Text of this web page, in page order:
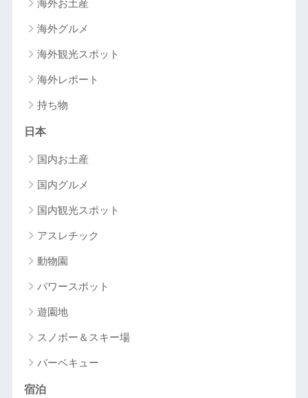
海外お土産
海外グルメ
海外観光スポット
海外レポート
持ち物
日本
国内お土産
国内グルメ
国内観光スポット
アスレチック
動物園
パワースポット
遊園地
スノボー＆スキー場
バーベキュー
宿泊